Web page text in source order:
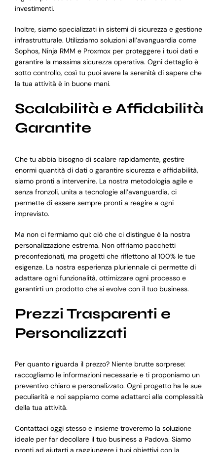
investimenti.
Inoltre, siamo specializzati in sistemi di sicurezza e gestione
infrastrutturale. Utilizziamo soluzioni all’avanguardia come
Sophos, Ninja RMM e Proxmox per proteggere i tuoi dati e
garantire la massima sicurezza operativa. Ogni dettaglio è
sotto controllo, così tu puoi avere la serenità di sapere che
la tua attività è in buone mani.
Scalabilità e Affidabilità
Garantite
Che tu abbia bisogno di scalare rapidamente, gestire
enormi quantità di dati o garantire sicurezza e affidabilità,
siamo pronti a intervenire. La nostra metodologia agile e
senza fronzoli, unita a tecnologie all’avanguardia, ci
permette di essere sempre pronti a reagire a ogni
imprevisto.
Ma non ci fermiamo qui: ciò che ci distingue è la nostra
personalizzazione estrema. Non offriamo pacchetti
preconfezionati, ma progetti che riflettono al 100% le tue
esigenze. La nostra esperienza pluriennale ci permette di
adattare ogni funzionalità, ottimizzare ogni processo e
garantirti un prodotto che si evolve con il tuo business.
Prezzi Trasparenti e
Personalizzati
Per quanto riguarda il prezzo? Niente brutte sorprese:
raccogliamo le informazioni necessarie e ti proponiamo un
preventivo chiaro e personalizzato. Ogni progetto ha le sue
peculiarità e noi sappiamo come adattarci alla complessità
della tua attività.
Contattaci oggi stesso e insieme troveremo la soluzione
ideale per far decollare il tuo business a Padova. Siamo
pronti ad aiutarti a raggiungere i tuoi obiettivi con la